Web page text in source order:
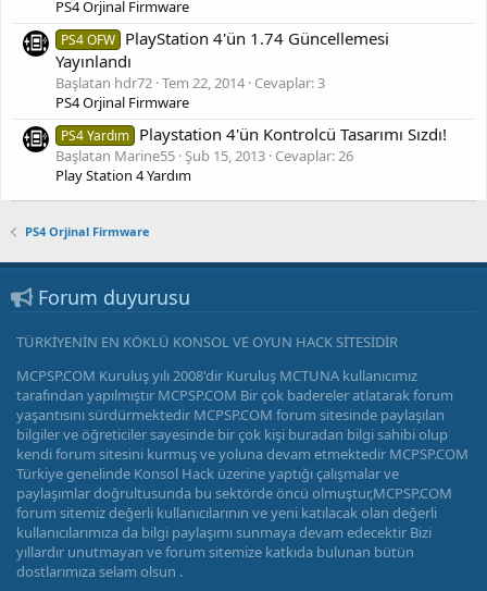
PS4 Orjinal Firmware
PS4 OFW PlayStation 4'ün 1.74 Güncellemesi
Yayınlandı
Başlatan hdr72 Tem 22, 2014 Cevaplar: 3
PS4 Orjinal Firmware
PS4 Yardım Playstation 4'ün Kontrolcü Tasarımı Sızdı!
Başlatan Marine55 Şub 15, 2013 Cevaplar: 26
Play Station 4 Yardım
PS4 Orjinal Firmware
Forum duyurusu
TÜRKİYENİN EN KÖKLÜ KONSOL VE OYUN HACK SİTESİDİR
MCPSP.COM Kuruluş yılı 2008'dir Kuruluş MCTUNA kullanıcımız
tarafından yapılmıştır MCPSP.COM Bir çok badereler atlatarak forum
yaşantısını sürdürmektedir MCPSP.COM forum sitesinde paylaşılan
bilgiler ve öğreticiler sayesinde bir çok kişi buradan bilgi sahibi olup
kendi forum sitesini kurmuş ve yoluna devam etmektedir MCPSP.COM
Türkiye genelinde Konsol Hack üzerine yaptığı çalışmalar ve
paylaşımlar doğrultusunda bu sektörde öncü olmuştur,MCPSP.COM
forum sitemiz değerli kullanıcılarının ve yeni katılacak olan değerli
kullanıcılarımıza da bilgi paylaşımı sunmaya devam edecektir Bizi
yıllardır unutmayan ve forum sitemize katkıda bulunan bütün
dostlarımıza selam olsun .